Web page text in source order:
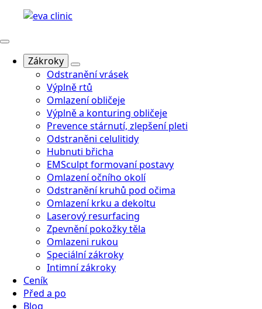
Zákroky
Odstranění vrásek
Výplně rtů
Omlazení obličeje
Výplně a konturing obličeje
Prevence stárnutí, zlepšení pleti
Odstraněni celulitidy
Hubnuti břicha
EMSculpt formovaní postavy
Omlazení očního okolí
Odstranění kruhů pod očima
Omlazení krku a dekoltu
Laserový resurfacing
Zpevnění pokožky těla
Omlazeni rukou
Speciální zákroky
Intimní zákroky
Ceník
Před a po
Blog